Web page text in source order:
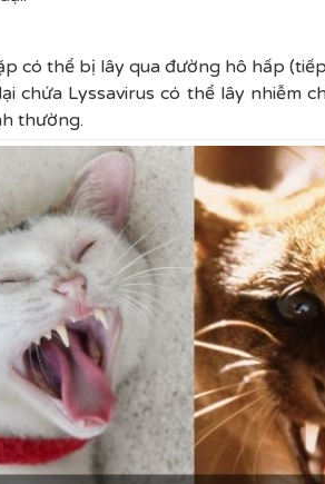
có thể bị lây qua đường hô hấp
chứa Lyssavirus có thể lây nhiễm
thường.